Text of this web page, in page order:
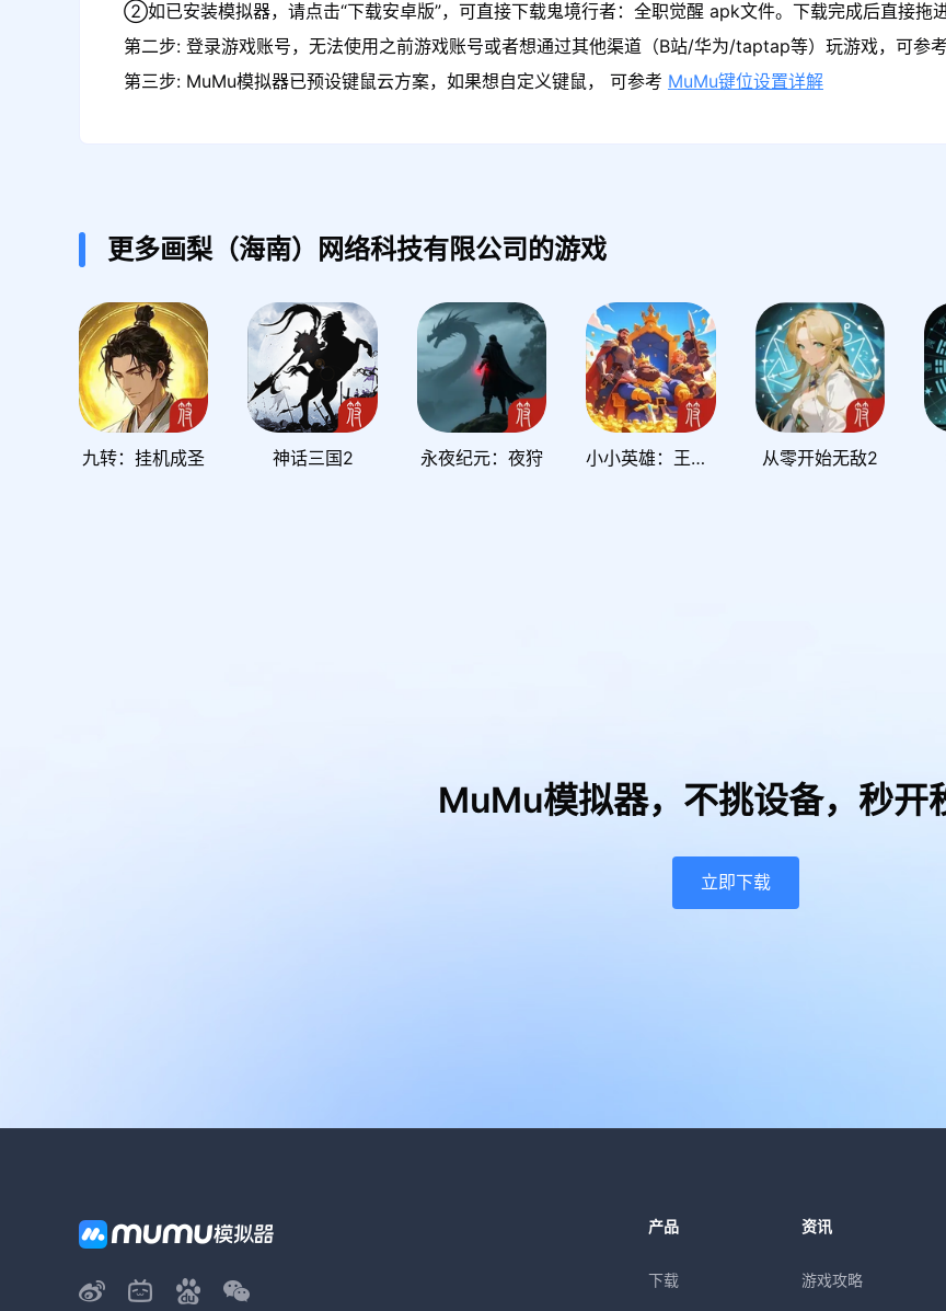
②如已安装模拟器，请点击“下载安卓版”，可直接下载鬼境行者：全职觉醒 apk文件。下载完成后直接拖
第二步: 登录游戏账号，无法使用之前游戏账号或者想通过其他渠道（B站/华为/taptap等）玩游戏，可参考
第三步: MuMu模拟器已预设键鼠云方案，如果想自定义键鼠， 可参考 MuMu键位设置详解
更多画梨（海南）网络科技有限公司的游戏
九转：挂机成圣 神话三国2 永夜纪元：夜狩 小小英雄：王国远征 从零开始无敌2
MuMu模拟器， 不挑设备，秒开
立即下载
产品
下载
资讯
游戏攻略